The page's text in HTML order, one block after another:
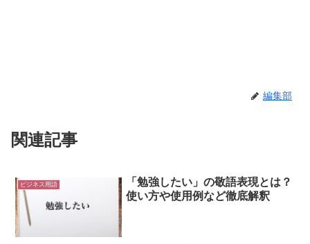
編集部
関連記事
ビジネス用語
「勉強したい」の敬語表現とは？
使い方や使用例など徹底解釈